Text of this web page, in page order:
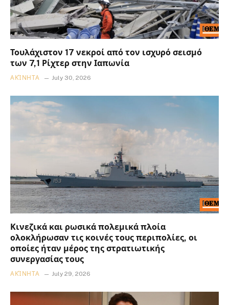
Τουλάχιστον 17 νεκροί από τον ισχυρό σεισμό
των 7,1 Ρίχτερ στην Ιαπωνία
ΑΚΊΝΗΤΑ July 30, 2026
Κινεζικά και ρωσικά πολεμικά πλοία
ολοκλήρωσαν τις κοινές τους περιπολίες, οι
οποίες ήταν μέρος της στρατιωτικής
συνεργασίας τους
ΑΚΊΝΗΤΑ July 29, 2026